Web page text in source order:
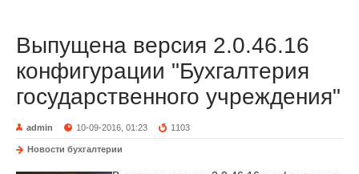
Выпущена версия 2.0.46.16
конфигурации "Бухгалтерия
государственного учреждения"
admin 10-09-2016, 01:23 1103
Новости бухгалтерии